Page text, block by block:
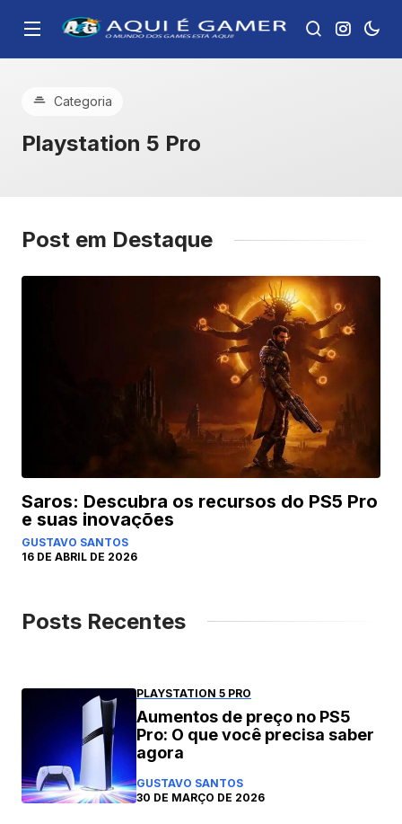
Categoria
Playstation 5 Pro
Post em Destaque
Saros: Descubra os recursos do PS5 Pro
e suas inovações
GUSTAVO SANTOS
16 DE ABRIL DE 2026
Posts Recentes
PLAYSTATION 5 PRO
Aumentos de preço no PS5
Pro: O que você precisa saber
agora
GUSTAVO SANTOS
30 DE MARÇO DE 2026